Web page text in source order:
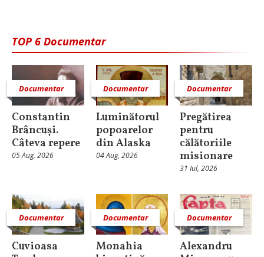
TOP 6 Documentar
Documentar
Constantin
Brâncuși.
Câteva repere
05 Aug, 2026
Documentar
Luminătorul
popoarelor
din Alaska
04 Aug, 2026
Documentar
Pregătirea
pentru
călătoriile
misionare
31 Iul, 2026
Documentar
Cuvioasa
Documentar
Monahia
Documentar
Alexandru